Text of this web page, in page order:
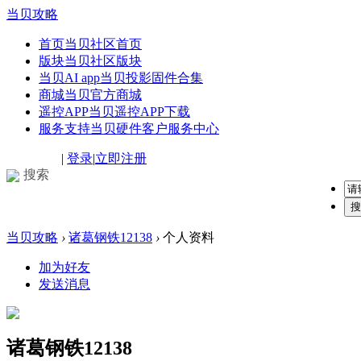
当贝攻略
首页当贝社区首页
版块当贝社区版块
当贝AI app当贝投影固件合集
商城当贝官方商城
遥控APP当贝遥控APP下载
服务支持当贝硬件客户服务中心
搜索
| 登录|立即注册
当贝攻略 › 诸葛钢铁12138 › 个人资料
加为好友
发送消息
诸葛钢铁12138